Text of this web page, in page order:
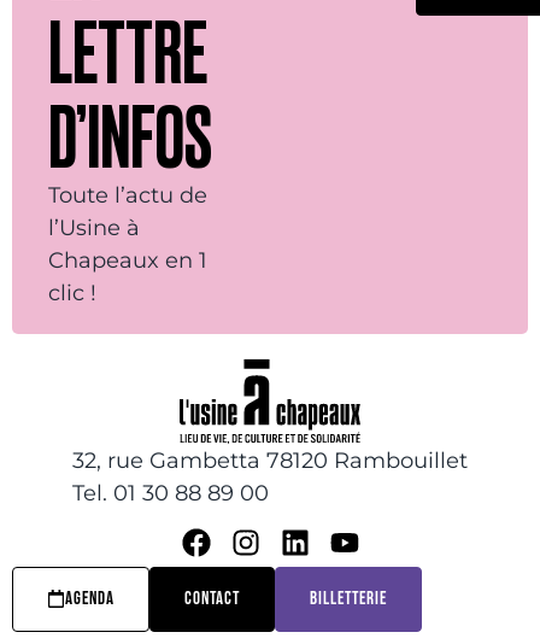
LETTRE
D’INFOS
Toute l’actu de
l’Usine à
Chapeaux en 1
clic !
32, rue Gambetta 78120 Rambouillet
Tel. 01 30 88 89 00
AGENDA CONTACT BILLETTERIE